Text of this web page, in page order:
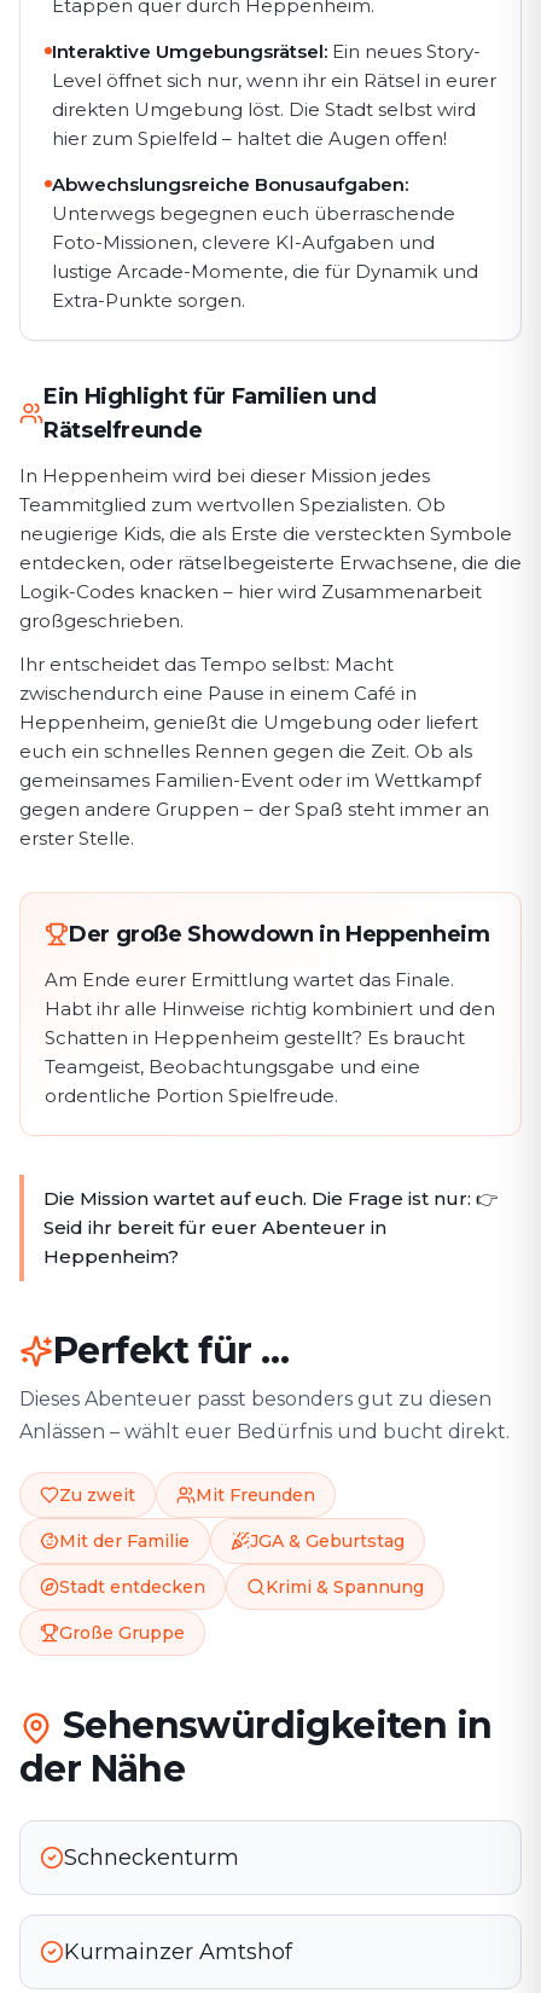
Etappen quer durch Heppenheim.
Interaktive Umgebungsrätsel: Ein neues Story-
Level öffnet sich nur, wenn ihr ein Rätsel in eurer
direkten Umgebung löst. Die Stadt selbst wird
hier zum Spielfeld – haltet die Augen offen!
Abwechslungsreiche Bonusaufgaben:
Unterwegs begegnen euch überraschende
Foto-Missionen, clevere KI-Aufgaben und
lustige Arcade-Momente, die für Dynamik und
Extra-Punkte sorgen.
Ein Highlight für Familien und
Rätselfreunde
In Heppenheim wird bei dieser Mission jedes
Teammitglied zum wertvollen Spezialisten. Ob
neugierige Kids, die als Erste die versteckten Symbole
entdecken, oder rätselbegeisterte Erwachsene, die die
Logik-Codes knacken – hier wird Zusammenarbeit
großgeschrieben.
Ihr entscheidet das Tempo selbst: Macht
zwischendurch eine Pause in einem Café in
Heppenheim, genießt die Umgebung oder liefert
euch ein schnelles Rennen gegen die Zeit. Ob als
gemeinsames Familien-Event oder im Wettkampf
gegen andere Gruppen – der Spaß steht immer an
erster Stelle.
Der große Showdown in Heppenheim
Am Ende eurer Ermittlung wartet das Finale.
Habt ihr alle Hinweise richtig kombiniert und den
Schatten in Heppenheim gestellt? Es braucht
Teamgeist, Beobachtungsgabe und eine
ordentliche Portion Spielfreude.
Die Mission wartet auf euch. Die Frage ist nur: 👉
Seid ihr bereit für euer Abenteuer in
Heppenheim?
Perfekt für …
Dieses Abenteuer passt besonders gut zu diesen
Anlässen – wählt euer Bedürfnis und bucht direkt.
Zu zweit Mit Freunden
Mit der Familie JGA & Geburtstag
Stadt entdecken Krimi & Spannung
Große Gruppe
Sehenswürdigkeiten in
der Nähe
Schneckenturm
Kurmainzer Amtshof